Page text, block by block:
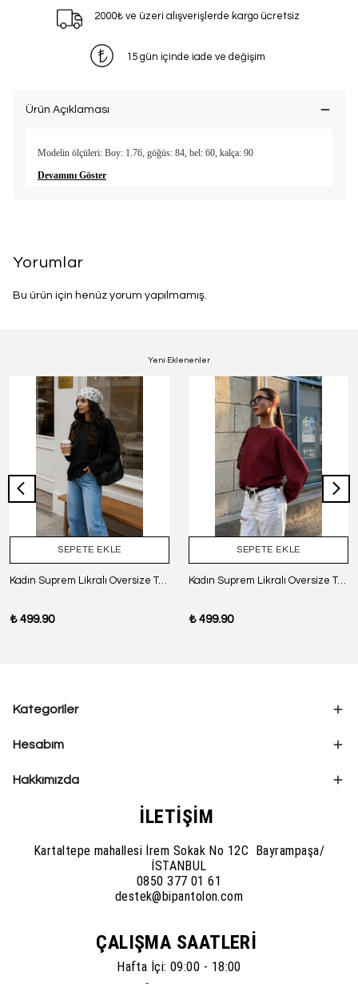
2000₺ ve üzeri alışverişlerde kargo ücretsiz
15 gün içinde iade ve değişim
Ürün Açıklaması
Modelin ölçüleri: Boy: 1.76, göğüs: 84, bel: 60, kalça: 90
Devamını Göster
Yorumlar
Bu ürün için henüz yorum yapılmamış.
Yeni Eklenenler
SEPETE EKLE
Kadın Suprem Likralı Oversize T-Shirt - SİYAH
₺ 499.90
SEPETE EKLE
Kadın Suprem Likralı Oversize T-Shirt - BORDO
₺ 499.90
Kategoriler
Hesabım
Hakkımızda
İLETİŞİM
Kartaltepe mahallesi İrem Sokak No 12C Bayrampaşa/
İSTANBUL
0850 377 01 61
destek@bipantolon.com
ÇALIŞMA SAATLERİ
Hafta İçi: 09:00 - 18:00